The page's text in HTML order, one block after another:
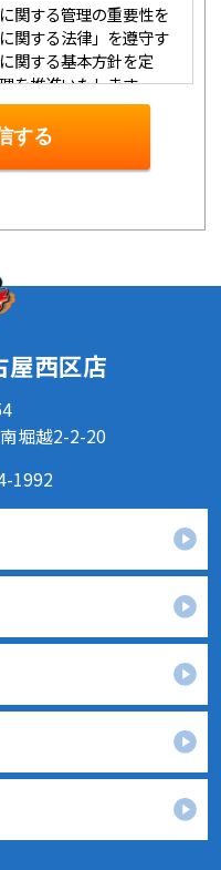
関する管理の重要性を
関する法律」を遵守す
関する基本方針を定
を推進いたします。
ついて
用目的をできる限り明
限度において適法かつ
します。
の取扱いを委託する際
範囲内で、適法にこれ
安全性を確保するた
する安全措置を構築
人情報の漏洩、滅失ま
ティの是正に努めま
な対応について
示、訂正、削除、ま
められたときは、適法
個人情報の取扱いに関
他の規範を遵守しま
越2-2-20
護担当
する
屋西区店
堀越2-2-20
1992